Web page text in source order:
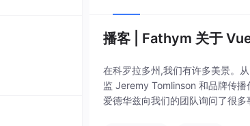
播客 | Fathym 关于
在科罗拉多州,我们有许多美景。
监 Jeremy Tomlinson 和品牌传
爱德华兹向我们的团队询问了很